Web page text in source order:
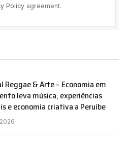
Policyagreement.
Reggae & Arte – Economia em
leva música, experiências
e economia criativa a Peruíbe